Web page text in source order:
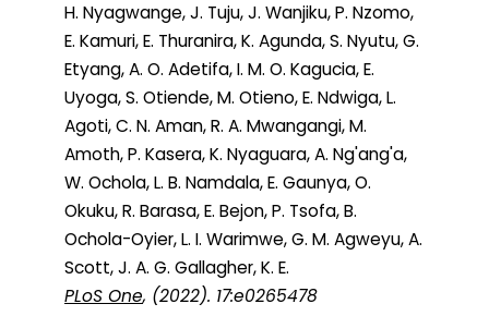
H. Nyagwange, J. Tuju, J. Wanjiku, P. Nzomo,
E. Kamuri, E. Thuranira, K. Agunda, S. Nyutu, G.
Etyang, A. O. Adetifa, I. M. O. Kagucia, E.
Uyoga, S. Otiende, M. Otieno, E. Ndwiga, L.
Agoti, C. N. Aman, R. A. Mwangangi, M.
Amoth, P. Kasera, K. Nyaguara, A. Ng'ang'a,
W. Ochola, L. B. Namdala, E. Gaunya, O.
Okuku, R. Barasa, E. Bejon, P. Tsofa, B.
Ochola-Oyier, L. I. Warimwe, G. M. Agweyu, A.
Scott, J. A. G. Gallagher, K. E.
PLoS One, (2022). 17:e0265478